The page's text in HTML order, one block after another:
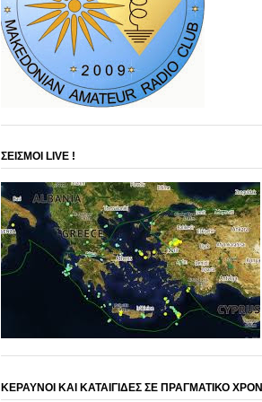
ΣΕΙΣΜΟΙ LIVE !
ΚΕΡΑΥΝΟΙ ΚΑΙ ΚΑΤΑΙΓΙΔΕΣ ΣΕ ΠΡΑΓΜΑΤΙΚΟ